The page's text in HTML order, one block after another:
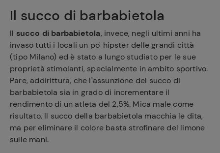
Il succo di barbabietola
Il succo di barbabietola, invece, negli ultimi anni ha
invaso tutti i locali un po' hipster delle grandi città
(tipo Milano) ed è stato a lungo studiato per le sue
proprietà stimolanti, specialmente in ambito sportivo.
Pare, addirittura, che l'assunzione del succo di
barbabietola sia in grado di incrementare il
rendimento di un atleta del 2,5%. Mica male come
risultato. Il succo della barbabietola macchia le dita,
ma per eliminare il colore basta strofinare del limone
sulle mani.
Ricette
preferite